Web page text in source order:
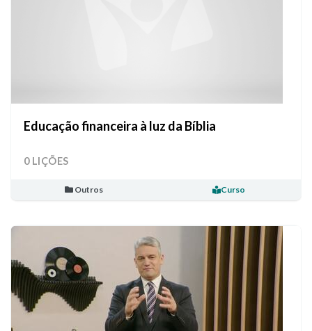
Educação financeira à luz da Bíblia
0 LIÇÕES
Outros Curso